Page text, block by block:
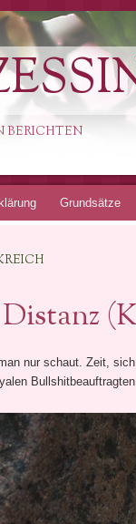
BERICHTEN
Grundsätze
nur schaut. Zeit,
Bullshitbeauftragten